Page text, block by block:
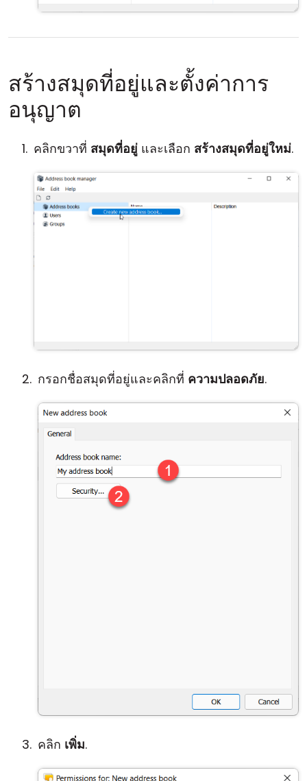
สร้างสมุดที่อยู่และตั้งค่าการ
อนุญาต
คลิกขวาที่ สมุดที่อยู่ และเลือก สร้างสมุดที่อยู่ใหม่.
กรอกชื่อสมุดที่อยู่และคลิกที่ ความปลอดภัย.
คลิก เพิ่ม.